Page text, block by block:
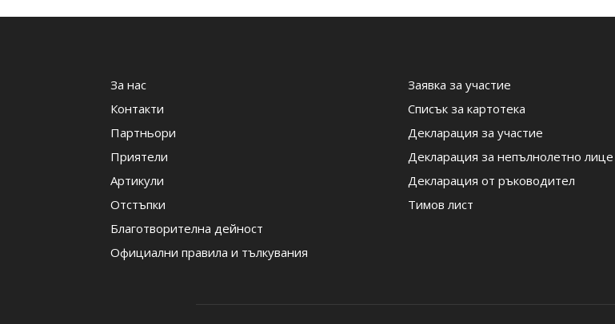
За нас
Контакти
Партньори
Приятели
Артикули
Отстъпки
Благотворителна дейност
Официални правила и тълкувания
Заявка за участие
Списък за картотека
Декларация за участие
Декларация за непълнолетно лице
Декларация от ръководител
Тимов лист